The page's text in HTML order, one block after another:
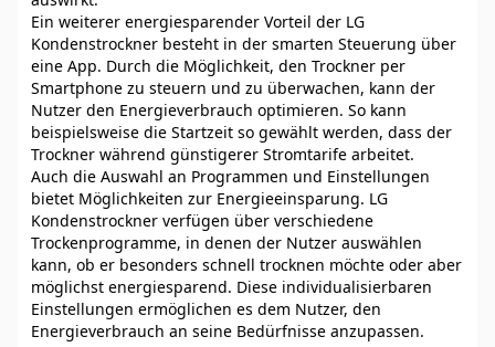
Ein weiterer energiesparender Vorteil der LG
Kondenstrockner besteht in der smarten Steuerung über
eine App. Durch die Möglichkeit, den Trockner per
Smartphone zu steuern und zu überwachen, kann der
Nutzer den Energieverbrauch optimieren. So kann
beispielsweise die Startzeit so gewählt werden, dass der
Trockner während günstigerer Stromtarife arbeitet.
Auch die Auswahl an Programmen und Einstellungen
bietet Möglichkeiten zur Energieeinsparung. LG
Kondenstrockner verfügen über verschiedene
Trockenprogramme, in denen der Nutzer auswählen
kann, ob er besonders schnell trocknen möchte oder aber
möglichst energiesparend. Diese individualisierbaren
Einstellungen ermöglichen es dem Nutzer, den
Energieverbrauch an seine Bedürfnisse anzupassen.